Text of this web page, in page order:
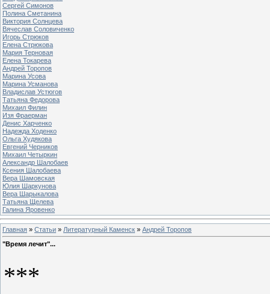
Сергей Симонов
Полина Сметанина
Виктория Солнцева
Вячеслав Соловиченко
Игорь Стрюков
Елена Стрюкова
Мария Терновая
Елена Токарева
Андрей Торопов
Марина Усова
Марина Усманова
Владислав Устюгов
Татьяна Федорова
Михаил Филин
Изя Фраерман
Денис Харченко
Надежда Ходенко
Ольга Худякова
Евгений Черников
Михаил Четыркин
Александр Шалобаев
Ксения Шалобаева
Вера Шамовская
Юлия Шаркунова
Вера Шарыкалова
Татьяна Щелева
Галина Яровенко
Главная » Статьи » Литературный Каменск » Андрей Торопов
"Время лечит"...
***